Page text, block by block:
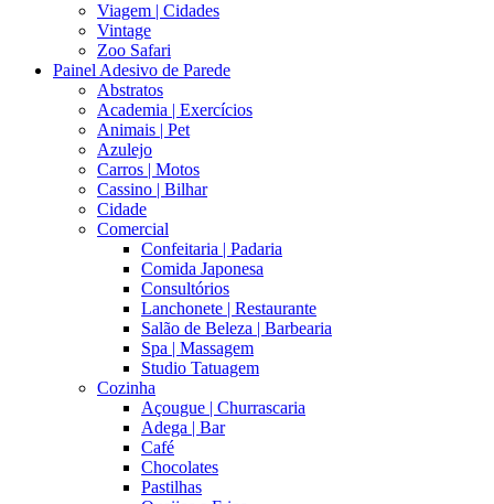
Viagem | Cidades
Vintage
Zoo Safari
Painel Adesivo de Parede
Abstratos
Academia | Exercícios
Animais | Pet
Azulejo
Carros | Motos
Cassino | Bilhar
Cidade
Comercial
Confeitaria | Padaria
Comida Japonesa
Consultórios
Lanchonete | Restaurante
Salão de Beleza | Barbearia
Spa | Massagem
Studio Tatuagem
Cozinha
Açougue | Churrascaria
Adega | Bar
Café
Chocolates
Pastilhas